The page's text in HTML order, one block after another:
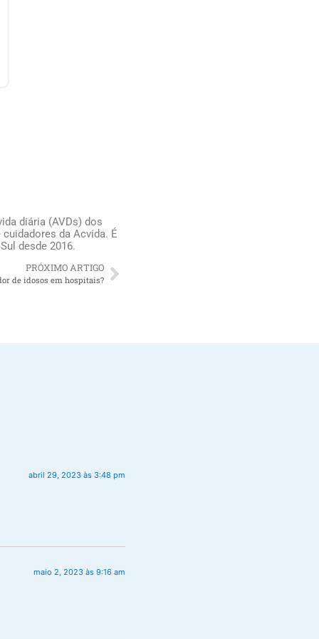
diária (AVDs) dos
da Acvida. É
desde 2016.
PRÓXIMO ARTIGO
de idosos em hospitais?
abril 29, 2023 às 3:48 pm
maio 2, 2023 às 9:16 am